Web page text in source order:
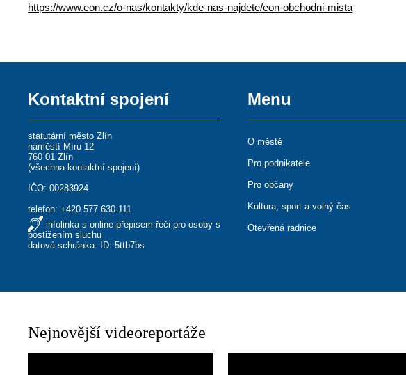
https://www.eon.cz/o-nas/kontakty/kde-nas-najdete/eon-obchodni-mista
Kontaktní spojení
statutární město Zlín
náměstí Míru 12
760 01 Zlín
(všechna kontaktní spojení)
IČO: 00283924
telefon:+420 577 630 111
infolinka s online přepisem řeči pro osoby s
postižením sluchu
datová schránka: ID: 5ttb7bs
Menu
O městě
Pro podnikatele
Pro občany
Kultura, sport a volný čas
Otevřená radnice
Nejnovější videoreportáže